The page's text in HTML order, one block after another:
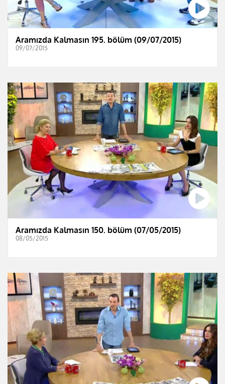
Aramızda Kalmasın 195. bölüm (09/07/2015)
09/07/2015
Aramızda Kalmasın 150. bölüm (07/05/2015)
08/05/2015